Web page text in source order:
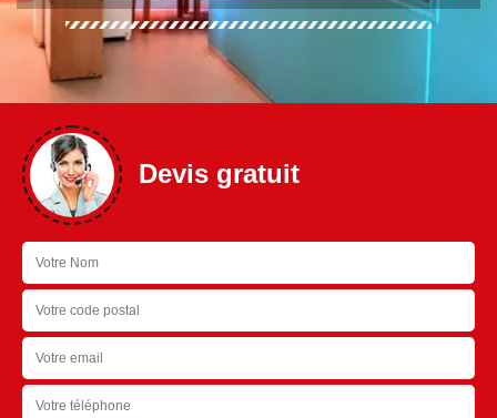
Devis gratuit